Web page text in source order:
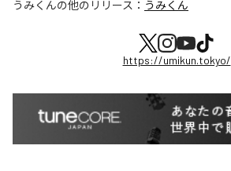
うみくんの他のリリース： うみくん
https://umikun.tokyo/